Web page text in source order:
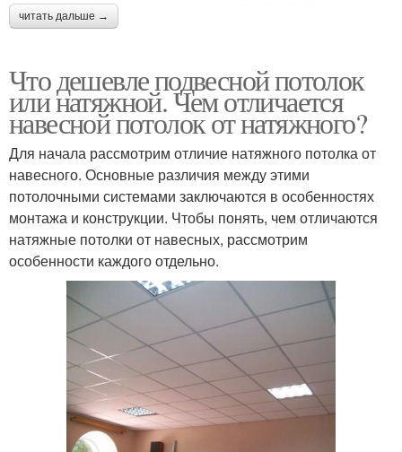
читать дальше →
Что дешевле подвесной потолок
или натяжной. Чем отличается
навесной потолок от натяжного?
Для начала рассмотрим отличие натяжного потолка от
навесного. Основные различия между этими
потолочными системами заключаются в особенностях
монтажа и конструкции. Чтобы понять, чем отличаются
натяжные потолки от навесных, рассмотрим
особенности каждого отдельно.